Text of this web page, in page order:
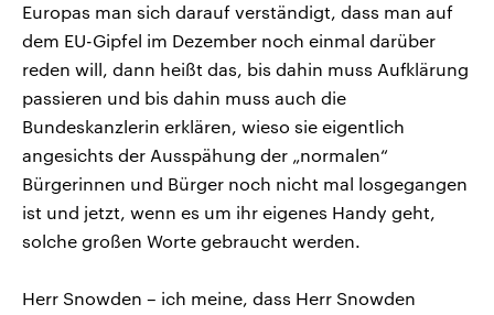
Europas man sich darauf verständigt, dass man auf
dem EU-Gipfel im Dezember noch einmal darüber
reden will, dann heißt das, bis dahin muss Aufklärung
passieren und bis dahin muss auch die
Bundeskanzlerin erklären, wieso sie eigentlich
angesichts der Ausspähung der „normalen“
Bürgerinnen und Bürger noch nicht mal losgegangen
ist und jetzt, wenn es um ihr eigenes Handy geht,
solche großen Worte gebraucht werden.
Herr Snowden – ich meine, dass Herr Snowden